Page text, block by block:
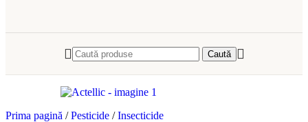
Caută
Prima pagină / Pesticide / Insecticide